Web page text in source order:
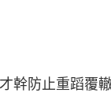
幹防止重蹈覆轍